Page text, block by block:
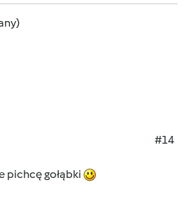
#14
pichcę gołąbki